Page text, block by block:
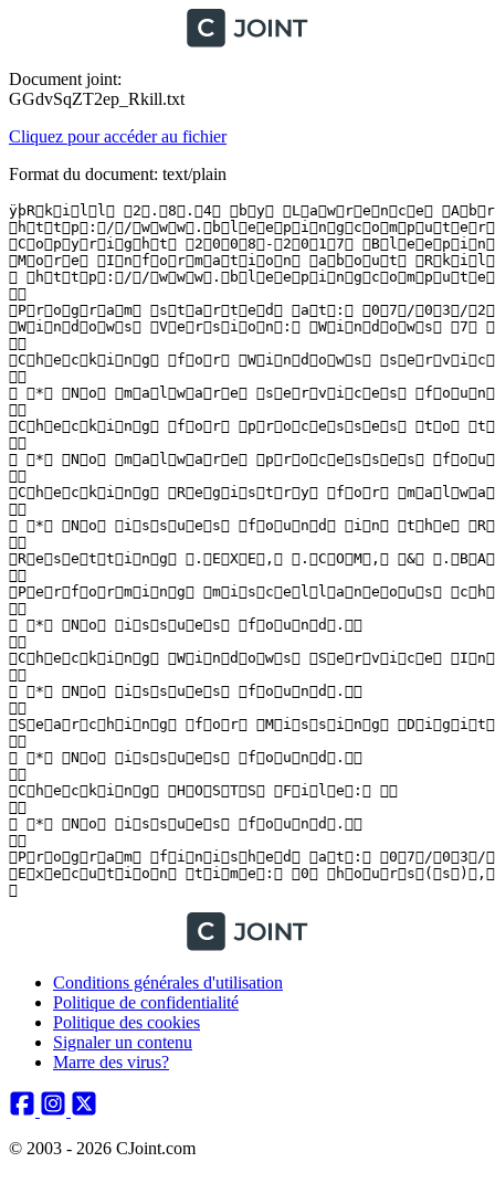
Document joint:
GGdvSqZT2ep_Rkill.txt
Cliquez pour accéder au fichier
Format du document: text/plain
ÿþR k i l l   2 . 8 . 4   b y   L a w r e n c e 
 h t t p : / /
 C o p y r i g h t   2 0 0 8 - 2 0 1 7 
 M o r e   I n f o r m a t i o n   a b o u t 
   h t t p : / /
  
 P r o g r a m   s t a r t e d   a t :   0 7 / 0 3 /
 W i n d o w s   V e r s i o n :   W i n d o w s   7 
  
 C h e c k i n g   f o r   W i n d o w s 
  
   *   N o   m a l w a r e   s e r v i c e s 
  
 C h e c k i n g   f o r   p r o c e s s e s   t o 
  
   *   N o   m a l w a r e   p r o c e s s e s 
  
 C h e c k i n g   R e g i s t r y   f o r 
  
   *   N o   i s s u e s   f o u n d   i n   t h e 
  
 R e s e t t i n g   . E X E ,   . C O M ,   & 
  
 P e r f o r m i n g   m i s c e l l a n e o u s 
  
   *   N o   i s s u e s   f o u n d .  
  
 C h e c k i n g   W i n d o w s   S e r v i c e 
  
   *   N o   i s s u e s   f o u n d .  
  
 S e a r c h i n g   f o r   M i s s i n g 
  
   *   N o   i s s u e s   f o u n d .  
  
 C h e c k i n g   H O S T S   F i l e :    
  
   *   N o   i s s u e s   f o u n d .  
  
 P r o g r a m   f i n i s h e d   a t :   0 7 / 0 3 /
 E x e c u t i o n   t i m e :   0 
 
Conditions générales d'utilisation
Politique de confidentialité
Politique des cookies
Signaler un contenu
Marre des virus?
© 2003 - 2026 CJoint.com